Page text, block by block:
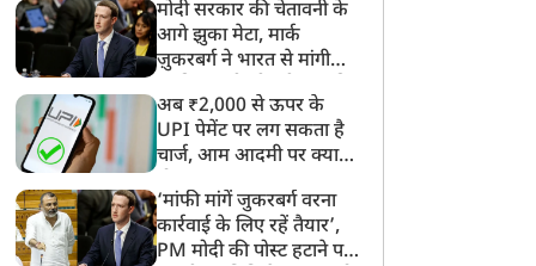
राज्य
मोदी सरकार की चेतावनी के
आगे झुका मेटा, मार्क
ज़ुकरबर्ग ने भारत से मांगी
अब ₹2,000 से ऊपर के
UPI पेमेंट पर लग सकता है
चार्ज, आम आदमी पर क्या
‘मांफी मांगें जुकरबर्ग वरना
कार्रवाई के लिए रहें तैयार’,
PM मोदी की पोस्ट हटाने पर